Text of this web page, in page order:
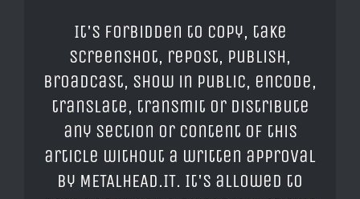
It's forbidden to copy, take
screenshot, repost, publish,
broadcast, show in public, encode,
translate, transmit or distribute
any section or content of this
article without a written approval
by METALHEAD.IT. It's allowed to